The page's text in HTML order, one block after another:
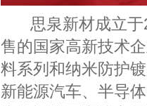
思泉新材成立于
售的国家高新技术
料系列和纳米防护
新能源汽车、半导